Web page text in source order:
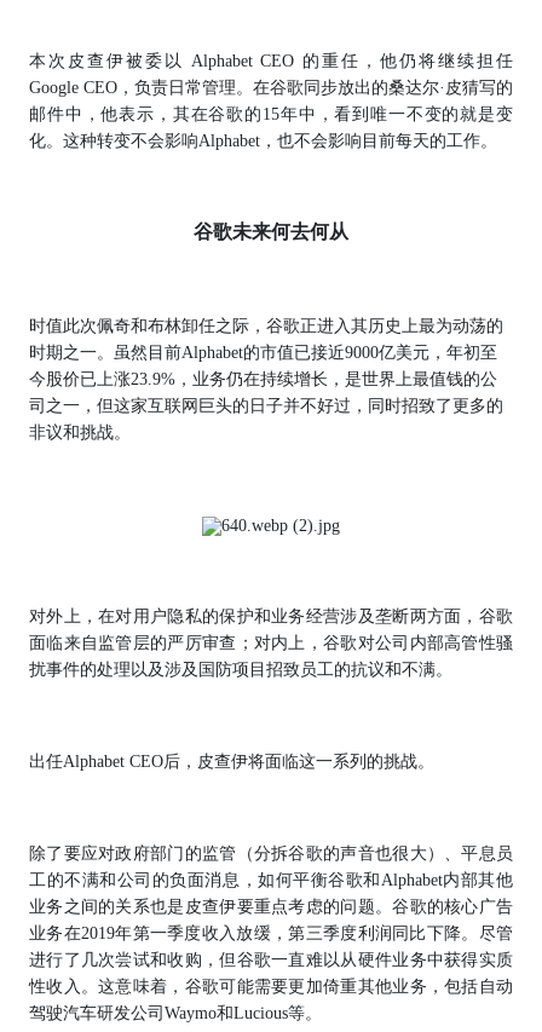
本次皮查伊被委以 Alphabet CEO 的重任，他仍将继续担任
Google CEO，负责日常管理。在谷歌同步放出的桑达尔·皮猜写的
邮件中，他表示，其在谷歌的15年中，看到唯一不变的就是变
化。这种转变不会影响Alphabet，也不会影响目前每天的工作。
谷歌未来何去何从
时值此次佩奇和布林卸任之际，谷歌正进入其历史上最为动荡的
时期之一。虽然目前Alphabet的市值已接近9000亿美元，年初至
今股价已上涨23.9%，业务仍在持续增长，是世界上最值钱的公
司之一，但这家互联网巨头的日子并不好过，同时招致了更多的
非议和挑战。
对外上，在对用户隐私的保护和业务经营涉及垄断两方面，谷歌
面临来自监管层的严厉审查；对内上，谷歌对公司内部高管性骚
扰事件的处理以及涉及国防项目招致员工的抗议和不满。
出任Alphabet CEO后，皮查伊将面临这一系列的挑战。
除了要应对政府部门的监管（分拆谷歌的声音也很大）、平息员
工的不满和公司的负面消息，如何平衡谷歌和Alphabet内部其他
业务之间的关系也是皮查伊要重点考虑的问题。谷歌的核心广告
业务在2019年第一季度收入放缓，第三季度利润同比下降。尽管
进行了几次尝试和收购，但谷歌一直难以从硬件业务中获得实质
性收入。这意味着，谷歌可能需要更加倚重其他业务，包括自动
驾驶汽车研发公司Waymo和Lucious等。